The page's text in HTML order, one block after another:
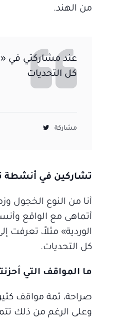
من الهند.
عند مشاركتي في
كل التحديات
مشاركة
تشاركين في أنشطة
أنا من النوع الخجول
أتماهى مع الواقع
الوردية» مثلاً،
كل التحديات.
ما المواقف التي
صراحة، ثمة مواقف
وعلى الرغم من ذلك